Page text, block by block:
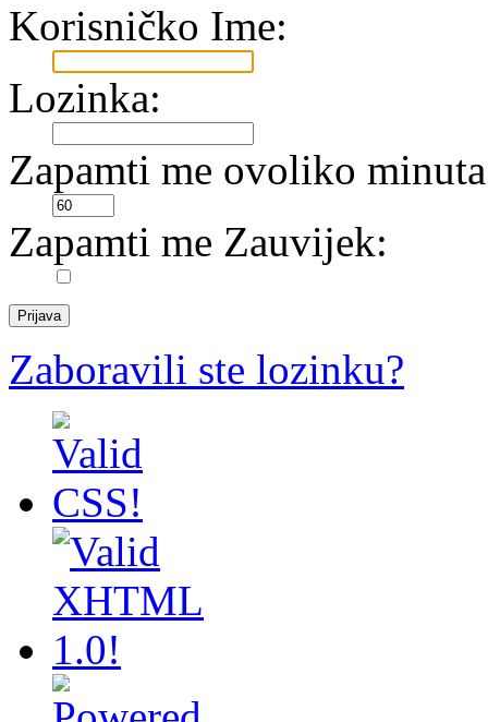
Korisničko Ime:
Lozinka:
Zapamti me ovoliko
Zapamti me Zauvijek:
Zaboravili ste lozinku?